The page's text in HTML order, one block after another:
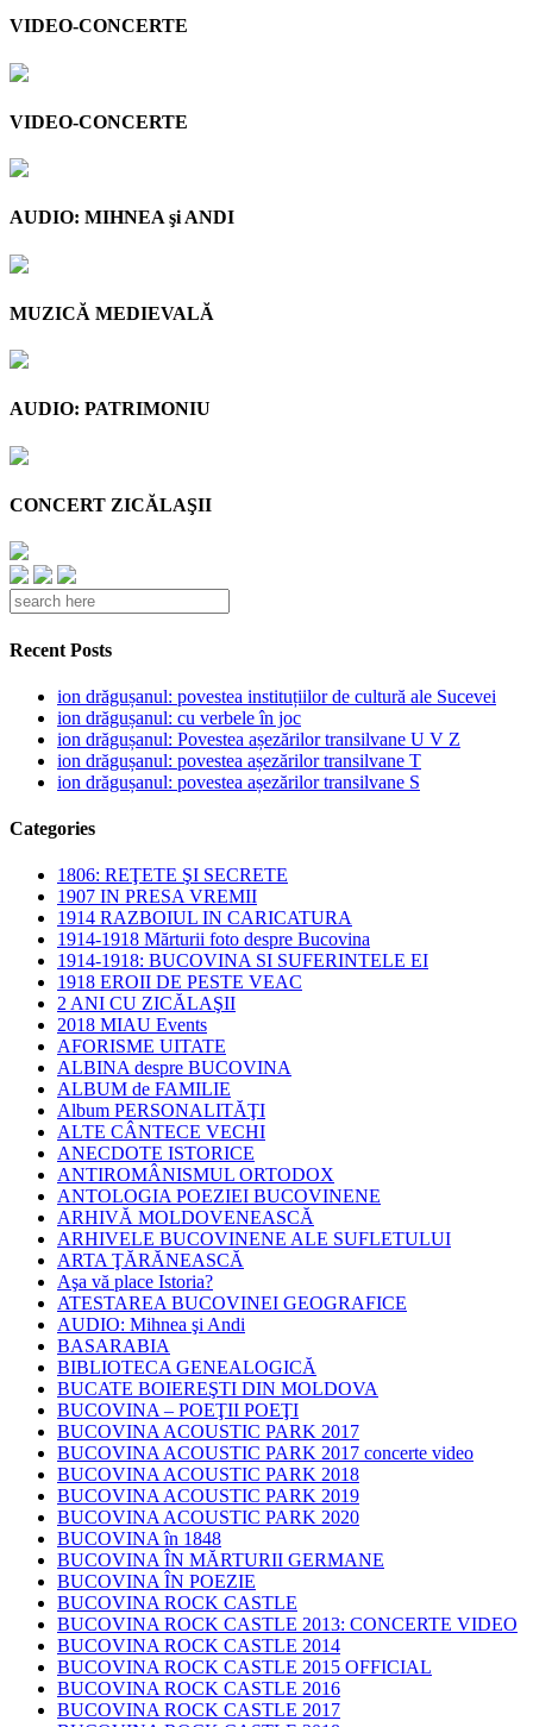
VIDEO-CONCERTE
VIDEO-CONCERTE
AUDIO: MIHNEA şi ANDI
MUZICĂ MEDIEVALĂ
AUDIO: PATRIMONIU
CONCERT ZICĂLAŞII
Recent Posts
ion drăgușanul: povestea instituțiilor de cultură ale Sucevei
ion drăgușanul: cu verbele în joc
ion drăgușanul: Povestea așezărilor transilvane U V Z
ion drăgușanul: povestea așezărilor transilvane T
ion drăgușanul: povestea așezărilor transilvane S
Categories
1806: REŢETE ŞI SECRETE
1907 IN PRESA VREMII
1914 RAZBOIUL IN CARICATURA
1914-1918 Mărturii foto despre Bucovina
1914-1918: BUCOVINA SI SUFERINTELE EI
1918 EROII DE PESTE VEAC
2 ANI CU ZICĂLAŞII
2018 MIAU Events
AFORISME UITATE
ALBINA despre BUCOVINA
ALBUM de FAMILIE
Album PERSONALITĂŢI
ALTE CÂNTECE VECHI
ANECDOTE ISTORICE
ANTIROMÂNISMUL ORTODOX
ANTOLOGIA POEZIEI BUCOVINENE
ARHIVĂ MOLDOVENEASCĂ
ARHIVELE BUCOVINENE ALE SUFLETULUI
ARTA ŢĂRĂNEASCĂ
Aşa vă place Istoria?
ATESTAREA BUCOVINEI GEOGRAFICE
AUDIO: Mihnea şi Andi
BASARABIA
BIBLIOTECA GENEALOGICĂ
BUCATE BOIEREŞTI DIN MOLDOVA
BUCOVINA – POEŢII POEŢI
BUCOVINA ACOUSTIC PARK 2017
BUCOVINA ACOUSTIC PARK 2017 concerte video
BUCOVINA ACOUSTIC PARK 2018
BUCOVINA ACOUSTIC PARK 2019
BUCOVINA ACOUSTIC PARK 2020
BUCOVINA în 1848
BUCOVINA ÎN MĂRTURII GERMANE
BUCOVINA ÎN POEZIE
BUCOVINA ROCK CASTLE
BUCOVINA ROCK CASTLE 2013: CONCERTE VIDEO
BUCOVINA ROCK CASTLE 2014
BUCOVINA ROCK CASTLE 2015 OFFICIAL
BUCOVINA ROCK CASTLE 2016
BUCOVINA ROCK CASTLE 2017